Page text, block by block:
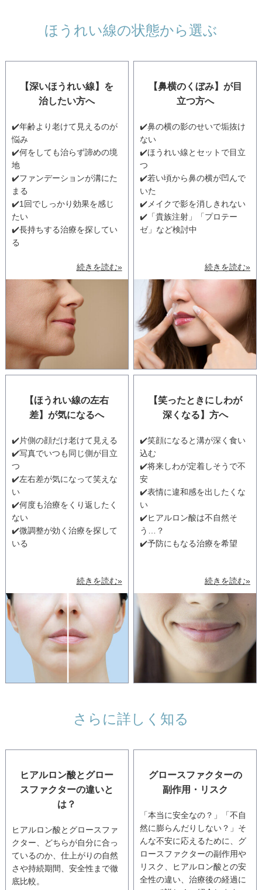
ほうれい線の状態から選ぶ
【深いほうれい線】を
治したい方へ
✔️年齢より老けて見えるのが
悩み
✔️何をしても治らず諦めの境
地
✔️ファンデーションが溝にた
まる
✔️1回でしっかり効果を感じ
たい
✔️長持ちする治療を探してい
る
続きを読む»
【鼻横のくぼみ】が目
立つ方へ
✔️鼻の横の影のせいで垢抜け
ない
✔️ほうれい線とセットで目立
つ
✔️若い頃から鼻の横が凹んで
いた
✔️メイクで影を消しきれない
✔️「貴族注射」「プロテー
ゼ」など検討中
続きを読む»
【ほうれい線の左右
差】が気になるへ
✔️片側の顔だけ老けて見える
✔️写真でいつも同じ側が目立
つ
✔️左右差が気になって笑えな
い
✔️何度も治療をくり返したく
ない
✔️微調整が効く治療を探して
いる
続きを読む»
【笑ったときにしわが
深くなる】方へ
✔️笑顔になると溝が深く食い
込む
✔️将来しわが定着しそうで不
安
✔️表情に違和感を出したくな
い
✔️ヒアルロン酸は不自然そ
う…？
✔️予防にもなる治療を希望
続きを読む»
さらに詳しく知る
ヒアルロン酸とグロー
スファクターの違いと
は？
ヒアルロン酸とグロースファ
クター、どちらが自分に合っ
ているのか、仕上がりの自然
さや持続期間、安全性まで徹
底比較。
グロースファクターの
副作用・リスク
「本当に安全なの？」「不自
然に膨らんだりしない？」そ
んな不安に応えるために、グ
ロースファクターの副作用や
リスク、ヒアルロン酸との安
全性の違い、治療後の経過に